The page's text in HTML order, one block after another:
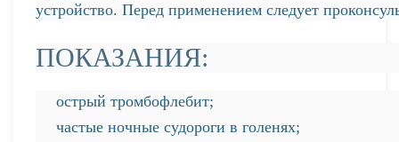
устройство. Перед применением следует
ПОКАЗАНИЯ:
острый тромбофлебит;
частые ночные судороги в голенях;